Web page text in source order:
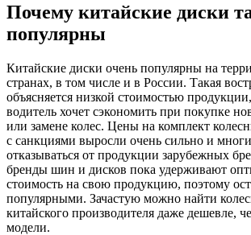
Почему китайские диски
популярны
Китайские диски очень популярны на
странах, в том числе и в России. Такая
объясняется низкой стоимостью
водитель хочет сэкономить при покупке
или замене колес. Цены на комплект
с санкциями выросли очень сильно и
отказываться от продукции зарубежных
бренды шин и дисков пока удерживают
стоимость на свою продукцию, поэтому
популярными. Зачастую можно найти
китайского производителя даже дешевле,
модели.